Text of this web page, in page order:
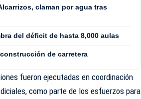
claman por agua tras
del déficit de hasta 8,000 aulas
de carretera
fueron ejecutadas en coordinación
como parte de los esfuerzos para